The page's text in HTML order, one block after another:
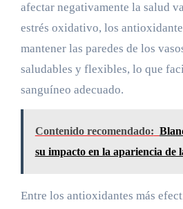
afectar negativamente la salud
estrés oxidativo, los
mantener las paredes de los
saludables y flexibles, lo que
sanguíneo adecuado.
Contenido recomendado:
su impacto en la apariencia de
Entre los antioxidantes más